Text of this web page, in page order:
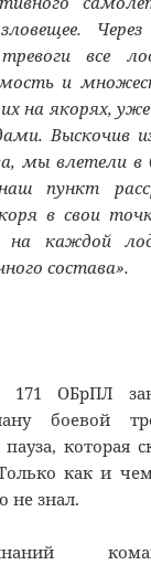
все
и
на якорях,
Выскочив
мы влетели в
пункт
в свои
на каждой
состава».
171 ОБрПЛ
боевой
которая
Только как и
не знал.